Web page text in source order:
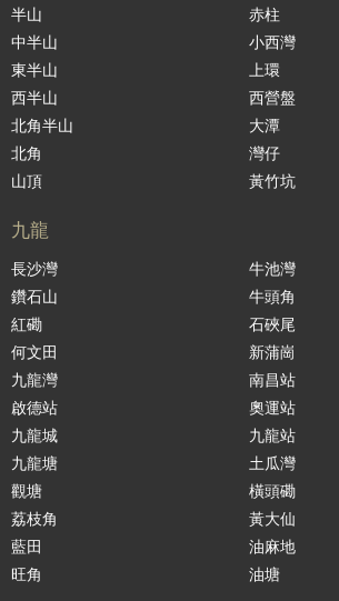
半山
中半山
東半山
西半山
北角半山
北角
山頂
赤柱
小西灣
上環
西營盤
大潭
灣仔
黃竹坑
九龍
長沙灣
鑽石山
紅磡
何文田
九龍灣
啟德站
九龍城
九龍塘
觀塘
荔枝角
藍田
旺角
牛池灣
牛頭角
石硤尾
新蒲崗
南昌站
奧運站
九龍站
土瓜灣
橫頭磡
黃大仙
油麻地
油塘